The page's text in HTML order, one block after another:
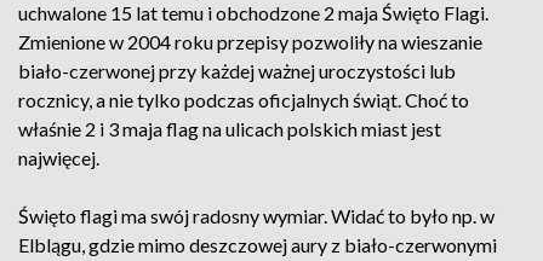
uchwalone 15 lat temu i obchodzone 2 maja Święto Flagi.
Zmienione w 2004 roku przepisy pozwoliły na wieszanie
biało-czerwonej przy każdej ważnej uroczystości lub
rocznicy, a nie tylko podczas oficjalnych świąt. Choć to
właśnie 2 i 3 maja flag na ulicach polskich miast jest
najwięcej.
Święto flagi ma swój radosny wymiar. Widać to było np. w
Elblągu, gdzie mimo deszczowej aury z biało-czerwonymi